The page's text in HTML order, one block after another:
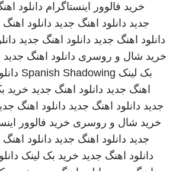
خرید فالوور اینستاگرام دانلود
جدید دانلود اهنگ جدید دانلود
دانلود اهنگ جدید دانلود اهنگ جدید
خرید شال و روسری دانلود اهنگ جدید
بک لینک Spanish Shadowing
اهنگ جدید دانلود اهنگ جدید خرید
جدید دانلود اهنگ جدید دانلود اهنگ
خرید شال و روسری خرید فالوور
جدید دانلود اهنگ جدید دانلود
دانلود اهنگ جدید خرید بک لینک